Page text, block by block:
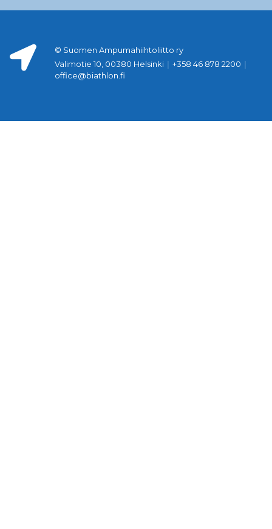
© Suomen Ampumahiihtoliitto ry
Valimotie 10, 00380 Helsinki | +358 46 878 2200 |
office@biathlon.fi